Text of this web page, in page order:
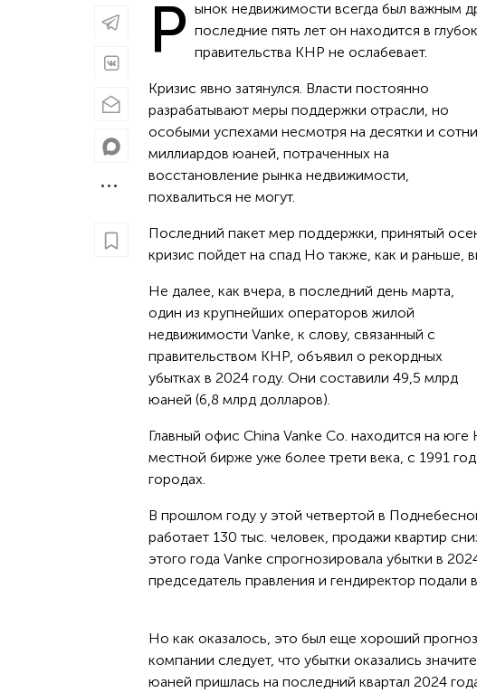
Р ынок недвижимости всегда был важным
последние пять лет он находится в
правительства КНР не ослабевает.
Кризис явно затянулся. Власти постоянно
разрабатывают меры поддержки отрасли, но
особыми успехами несмотря на десятки и сотни
миллиардов юаней, потраченных на
восстановление рынка недвижимости,
похвалиться не могут.
Последний пакет мер поддержки, принятый
кризис пойдет на спад Но также, как и раньше,
Не далее, как вчера, в последний день марта,
один из крупнейших операторов жилой
недвижимости Vanke, к слову, связанный с
правительством КНР, объявил о рекордных
убытках в 2024 году. Они составили 49,5 млрд
юаней (6,8 млрд долларов).
Главный офис China Vanke Co. находится на
местной бирже уже более трети века, с 1991
городах.
В прошлом году у этой четвертой в
работает 130 тыс. человек, продажи квартир
этого года Vanke спрогнозировала убытки в
председатель правления и гендиректор подали в
Но как оказалось, это был еще хороший
компании следует, что убытки оказались
юаней пришлась на последний квартал 2024